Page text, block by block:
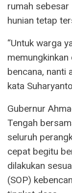
rumah
hunian tetap
“Untuk warga
bencana, nanti
kata
Gubernur
Tengah
seluruh
cepat begitu
dilakukan
(SOP)